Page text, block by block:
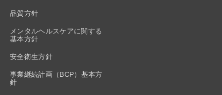
品質方針
メンタルヘルスケアに関する
基本方針
安全衛生方針
事業継続計画（BCP）基本方
針